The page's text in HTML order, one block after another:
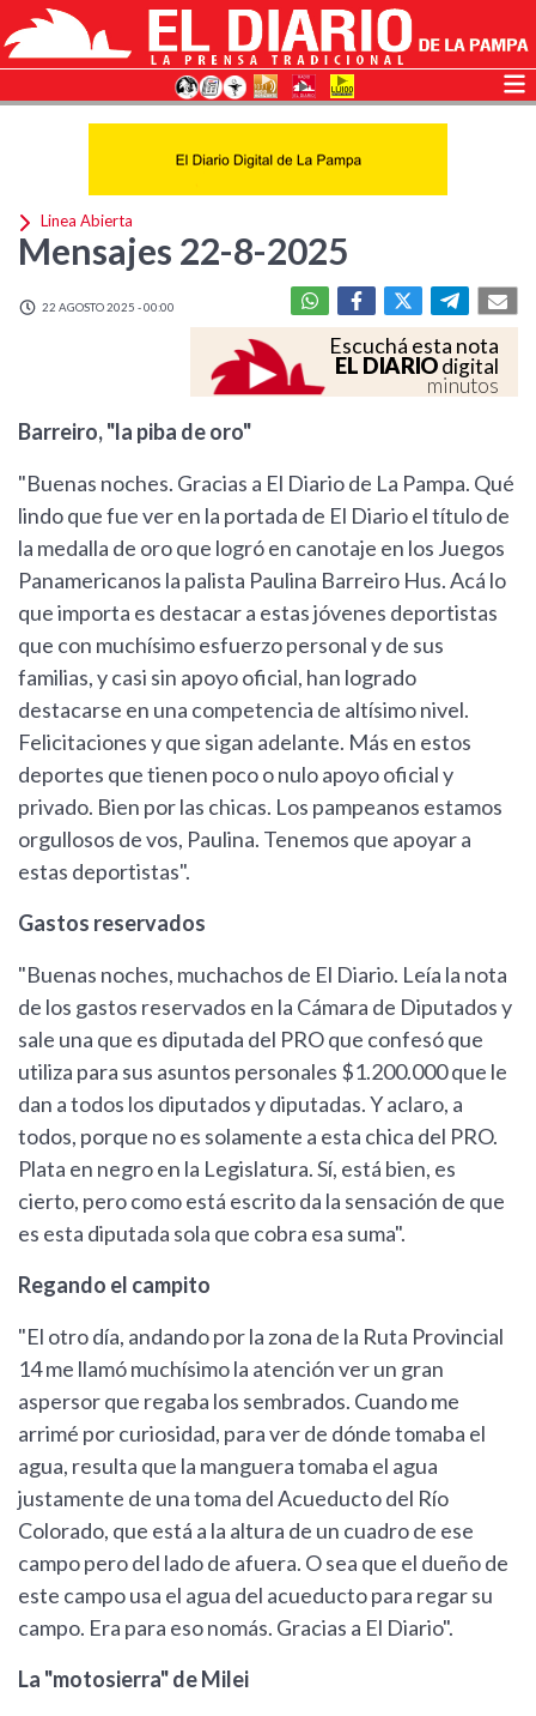
Linea Abierta
Mensajes 22-8-2025
22 AGOSTO 2025 - 00:00
Escuchá esta nota
EL DIARIOdigital
minutos
Barreiro, "la piba de oro"
"Buenas noches. Gracias a El Diario de La Pampa. Qué
lindo que fue ver en la portada de El Diario el título de
la medalla de oro que logró en canotaje en los Juegos
Panamericanos la palista Paulina Barreiro Hus. Acá lo
que importa es destacar a estas jóvenes deportistas
que con muchísimo esfuerzo personal y de sus
familias, y casi sin apoyo oficial, han logrado
destacarse en una competencia de altísimo nivel.
Felicitaciones y que sigan adelante. Más en estos
deportes que tienen poco o nulo apoyo oficial y
privado. Bien por las chicas. Los pampeanos estamos
orgullosos de vos, Paulina. Tenemos que apoyar a
estas deportistas".
Gastos reservados
"Buenas noches, muchachos de El Diario. Leía la nota
de los gastos reservados en la Cámara de Diputados y
sale una que es diputada del PRO que confesó que
utiliza para sus asuntos personales $1.200.000 que le
dan a todos los diputados y diputadas. Y aclaro, a
todos, porque no es solamente a esta chica del PRO.
Plata en negro en la Legislatura. Sí, está bien, es
cierto, pero como está escrito da la sensación de que
es esta diputada sola que cobra esa suma".
Regando el campito
"El otro día, andando por la zona de la Ruta Provincial
14 me llamó muchísimo la atención ver un gran
aspersor que regaba los sembrados. Cuando me
arrimé por curiosidad, para ver de dónde tomaba el
agua, resulta que la manguera tomaba el agua
justamente de una toma del Acueducto del Río
Colorado, que está a la altura de un cuadro de ese
campo pero del lado de afuera. O sea que el dueño de
este campo usa el agua del acueducto para regar su
campo. Era para eso nomás. Gracias a El Diario".
La "motosierra" de Milei